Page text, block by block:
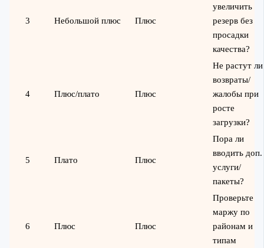
3 Небольшой плюс Плюс
увеличить
резерв без
просадки
качества?
4 Плюс/плато Плюс
Не растут ли
возвраты/
жалобы при
росте
загрузки?
5 Плато Плюс
Пора ли
вводить доп.
услуги/
пакеты?
6 Плюс Плюс
Проверьте
маржу по
районам и
типам